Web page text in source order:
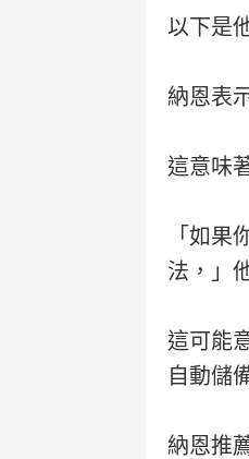
以下是
納恩表
這意味
「如
法，」
這可能
自動儲
納恩推